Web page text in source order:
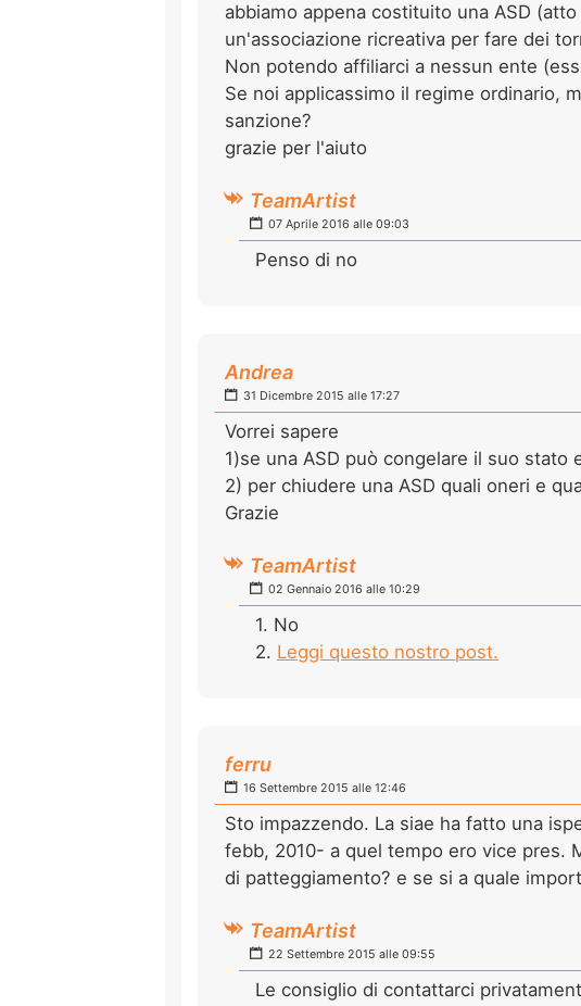
abbiamo appena costituito una ASD
un'associazione ricreativa per fare dei
Non potendo affiliarci a nessun ente
Se noi applicassimo il regime ordinario,
sanzione?
grazie per l'aiuto
TeamArtist
07 Aprile 2016 alle 09:03
Penso di no
Andrea
31 Dicembre 2015 alle 17:27
Vorrei sapere
1)se una ASD può congelare il suo
2) per chiudere una ASD quali oneri e
Grazie
TeamArtist
02 Gennaio 2016 alle 10:29
1. No
2. Leggi questo nostro post.
ferru
16 Settembre 2015 alle 12:46
Sto impazzendo. La siae ha fatto una
febb, 2010- a quel tempo ero vice pres.
di patteggiamento? e se si a quale
TeamArtist
22 Settembre 2015 alle 09:55
Le consiglio di contattarci